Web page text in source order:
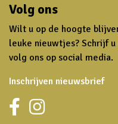
Volg ons
Wilt u op de hoogte
leuke nieuwtjes? Schrijf
volg ons op social media.
Inschrijven nieuwsbrief